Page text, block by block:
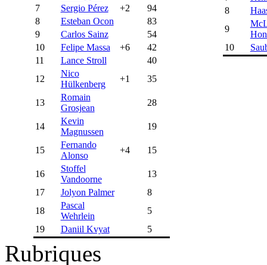
7
Sergio Pérez +2
94
8
Esteban Ocon
83
9
Carlos Sainz
54
10
Felipe Massa +6
42
11
Lance Stroll
40
12
Nico
Hülkenberg
+1 35
13
Romain
Grosjean
28
14
Kevin
Magnussen
19
15
Fernando
Alonso
+4 15
16
Stoffel
Vandoorne
13
17
Jolyon Palmer
8
18
Pascal
Wehrlein
5
19
Daniil Kvyat 5
8
9
10
Rubriques